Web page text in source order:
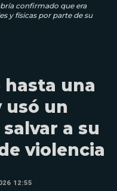
confirmado que era
y físicas por parte de su
hasta una
usó un
a su
violencia
12:55